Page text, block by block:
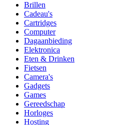
Brillen
Cadeau's
Cartridges
Computer
Dagaanbieding
Elektronica
Eten & Drinken
Fietsen
Camera's
Gadgets
Games
Gereedschap
Horloges
Hosting